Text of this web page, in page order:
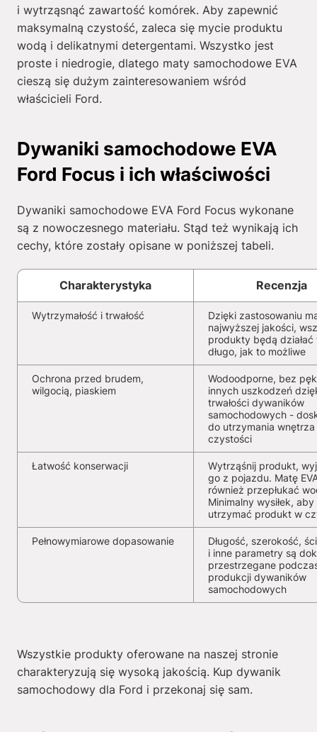
i wytrząsnąć zawartość komórek. Aby zapewnić
maksymalną czystość, zaleca się mycie produktu
wodą i delikatnymi detergentami. Wszystko jest
proste i niedrogie, dlatego maty samochodowe EVA
cieszą się dużym zainteresowaniem wśród
właścicieli Ford.
Dywaniki samochodowe EVA
Ford Focus i ich właściwości
Dywaniki samochodowe EVA Ford Focus wykonane
są z nowoczesnego materiału. Stąd też wynikają ich
cechy, które zostały opisane w poniższej tabeli.
Charakterystyka Recenzja
Wytrzymałość i trwałość
Dzięki zastosowaniu
najwyższej jakości,
produkty będą działać
długo, jak to możliwe
Ochrona przed brudem,
wilgocią, piaskiem
Wodoodporne, bez
innych uszkodzeń
trwałości dywaników
samochodowych -
do utrzymania wnętrza
czystości
Łatwość konserwacji
Wytrząśnij produkt,
go z pojazdu. Matę
również przepłukać
Minimalny wysiłek, aby
utrzymać produkt w
Pełnowymiarowe dopasowanie
Długość, szerokość,
i inne parametry są
przestrzegane
produkcji dywaników
samochodowych
Wszystkie produkty oferowane na naszej stronie
charakteryzują się wysoką jakością. Kup dywanik
samochodowy dla Ford i przekonaj się sam.